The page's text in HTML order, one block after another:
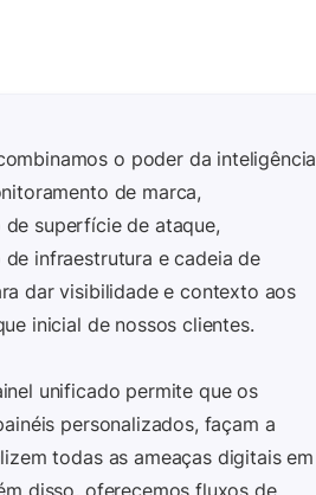
o poder da inteligência
de marca,
superfície de ataque,
infraestrutura e cadeia de
dar visibilidade e contexto aos
inicial de nossos clientes.
unificado permite que os
personalizados, façam a
todas as ameaças digitais em
disso, oferecemos fluxos de